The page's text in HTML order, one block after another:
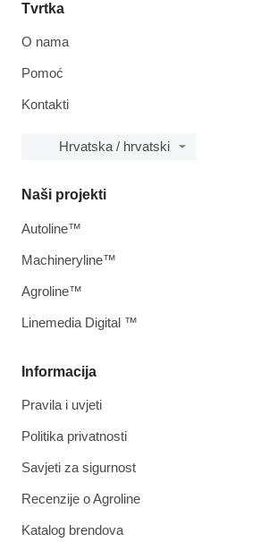
Tvrtka
O nama
Pomoć
Kontakti
Hrvatska / hrvatski
Informacija
Pravila i uvjeti
Politika privatnosti
Savjeti za sigurnost
Recenzije o Agroline
Katalog brendova
Naši projekti
Autoline™
Machineryline™
Agroline™
Linemedia Digital ™